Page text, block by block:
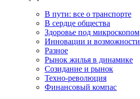
В пути: все о транспорте
В сердце общества
Здоровье под микроскопом
Инновации и возможности
Разное
Рынок жилья в динамике
Созидание и рынок
Техно-революция
Финансовый компас